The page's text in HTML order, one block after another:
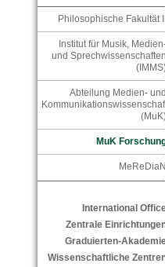
Philosophische Fakultät II
Institut für Musik,
und Sprechwissenschaften
Abteilung Medien- und
MuK
MeReDiaN
International
Zentrale
Graduierten-
Wissenschaftliche